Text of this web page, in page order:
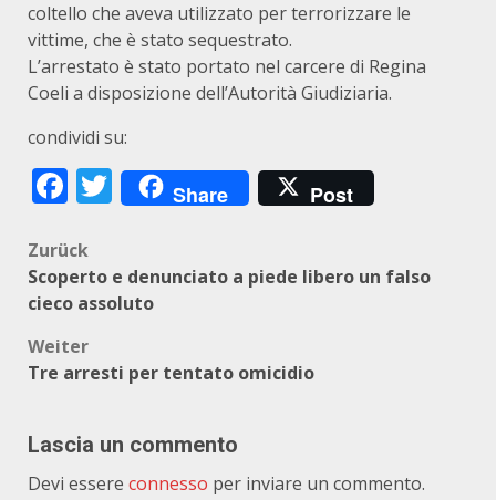
coltello che aveva utilizzato per terrorizzare le
vittime, che è stato sequestrato.
L’arrestato è stato portato nel carcere di Regina
Coeli a disposizione dell’Autorità Giudiziaria.
condividi su:
Facebook
Twitter
Share Post
Beitragsnavigation
Zurück
Scoperto e denunciato a piede libero un falso
cieco assoluto
Weiter
Tre arresti per tentato omicidio
Lascia un commento
Devi essere connesso per inviare un commento.